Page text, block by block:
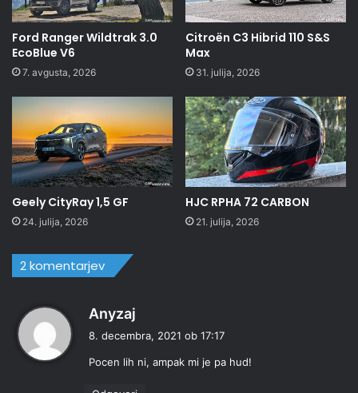
Ford Ranger Wildtrak 3.0
EcoBlue V6
7. avgusta, 2026
Citroën C3 Hibrid 110 S&S
Max
31. julija, 2026
Geely CityRay 1,5 GF
24. julija, 2026
HJC RPHA 72 CARBON
21. julija, 2026
2 komentarjev
Anyzaj
v
8. decembra, 2021 ob 17:17
Pocen lih ni, ampak mi je pa hud!